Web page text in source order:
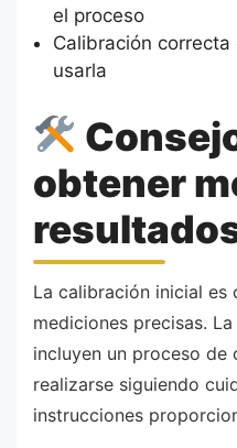
el proceso
Calibración
usarla
obtener
La calibración inicial es
mediciones precisas.
incluyen un proceso de
realizarse siguiendo
instrucciones